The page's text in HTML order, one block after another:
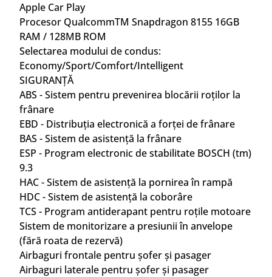
Apple Car Play
Procesor QualcommTM Snapdragon 8155 16GB
RAM / 128MB ROM
Selectarea modului de condus:
Economy/Sport/Comfort/Intelligent
SIGURANȚĂ
ABS - Sistem pentru prevenirea blocării roților la
frânare
EBD - Distribuția electronică a forței de frânare
BAS - Sistem de asistență la frânare
ESP - Program electronic de stabilitate BOSCH (tm)
9.3
HAC - Sistem de asistență la pornirea în rampă
HDC - Sistem de asistență la coborâre
TCS - Program antiderapant pentru roțile motoare
Sistem de monitorizare a presiunii în anvelope
(fără roata de rezervă)
Airbaguri frontale pentru șofer și pasager
Airbaguri laterale pentru șofer și pasager